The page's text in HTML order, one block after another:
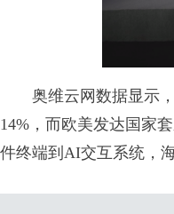
奥维云网数据显示，
14%，而欧美发达国家
件终端到AI交互系统，